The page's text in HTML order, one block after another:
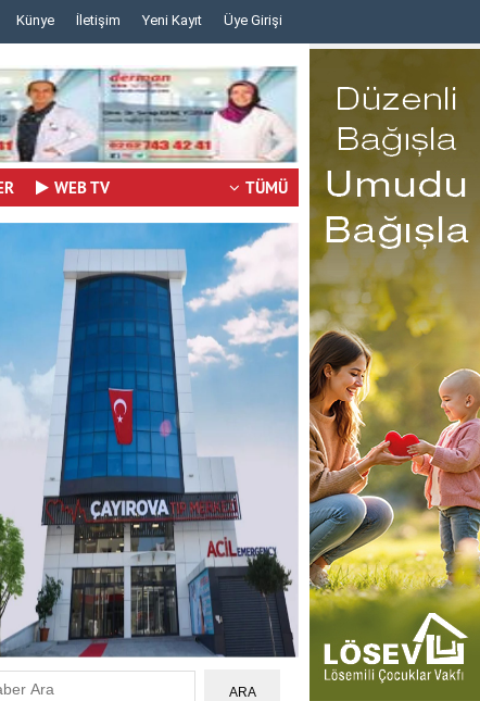
Künye İletişim Yeni Kayıt Üye Girişi
WEB TV TÜMÜ